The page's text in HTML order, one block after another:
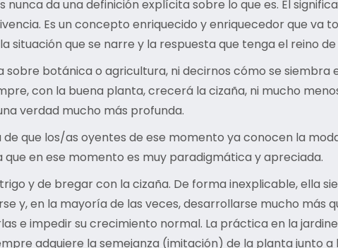
da una definición explícita sobre lo que es. El
Es un concepto enriquecido y enriquecedor que va
situación que se narre y la respuesta que tenga el reino
botánica o agricultura, ni decirnos cómo se siembra
con la buena planta, crecerá la cizaña, ni mucho
verdad mucho más profunda.
que los/as oyentes de ese momento ya conocen la
en ese momento es muy paradigmática y apreciada.
y de bregar con la cizaña. De forma inexplicable, ella
y, en la mayoría de las veces, desarrollarse mucho más
e impedir su crecimiento normal. La práctica en la
adquiere la semejanza (imitación) de la planta junto a